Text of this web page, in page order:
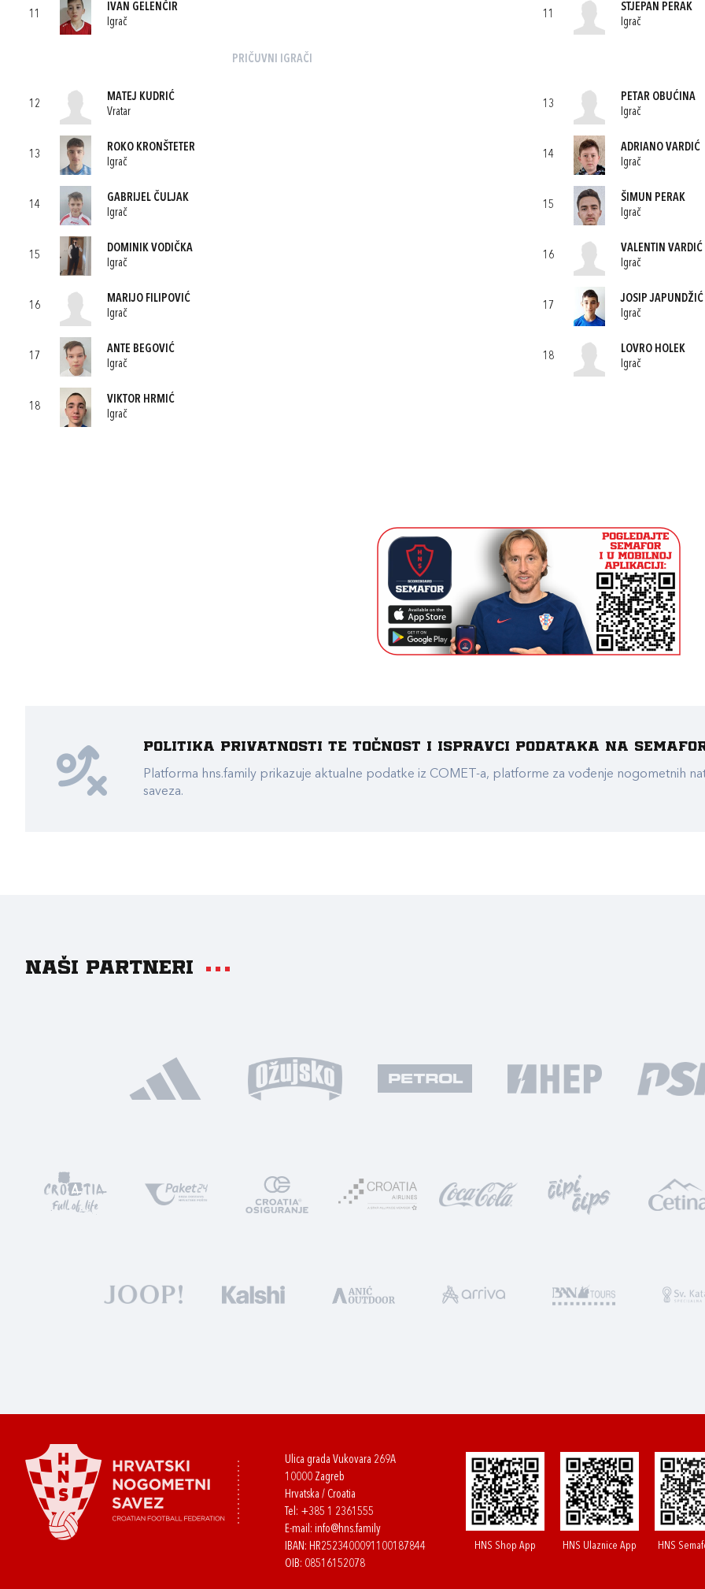
11
IVAN GELENČIR
Igrač
PRIČUVNI IGRAČI
12
MATEJ KUDRIĆ
Vratar
13
ROKO KRONŠTETER
Igrač
14
GABRIJEL ČULJAK
Igrač
15
DOMINIK VODIČKA
Igrač
16
MARIJO FILIPOVIĆ
Igrač
17
ANTE BEGOVIĆ
Igrač
18
VIKTOR HRMIĆ
Igrač
11
STJEPAN PERAK
Igrač
13
PETAR OBUĆINA
Igrač
14
ADRIANO VARDIĆ
Igrač
15
ŠIMUN PERAK
Igrač
16
VALENTIN VARDIĆ
Igrač
17
JOSIP JAPUNDŽIĆ
Igrač
18
LOVRO HOLEK
Igrač
Politika privatnosti te točnost i ispravci podataka na
Platforma hns.family prikazuje aktualne podatke iz COMET-a, platforme za vođenje nogometnih
saveza.
Naši partneri
Ulica grada Vukovara 269A
10000 Zagreb
Hrvatska / Croatia
Tel: +385 1 2361555
E-mail: info@hns.family
IBAN: HR2523400091100187844
OIB: 08516152078
HNS Shop App HNS Ulaznice App HNS